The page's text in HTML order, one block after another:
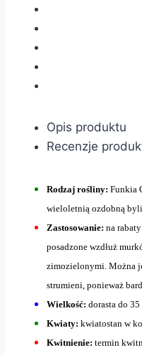
Opis produktu
Recenzje
Rodzaj rośliny: Funkia
wieloletnią ozdobną
Zastosowanie: na
posadzone wzdłuż
zimozielonymi. Można
strumieni, ponieważ
Wielkość: dorasta do 35
Kwiaty: kwiatostan w
Kwitnienie: termin